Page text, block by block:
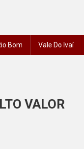
Bom Vale Do Ivaí
VALOR